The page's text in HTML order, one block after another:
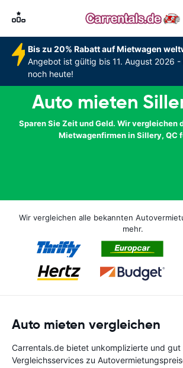
Bis zu 20% Rabatt auf Mietwagen
Angebot ist gültig bis 11. August 2026 -
noch heute!
Auto mieten
Sparen Sie Zeit und Geld. Wir vergleichen
Mietwagenfirmen in Sillery, QC
Wir vergleichen alle bekannten
mehr.
Auto mieten vergleichen
Carrentals.de bietet unkomplizierte und
Vergleichsservices zu